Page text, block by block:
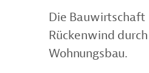
Die Bauwirtschaft
Rückenwind
Wohnungsbau.